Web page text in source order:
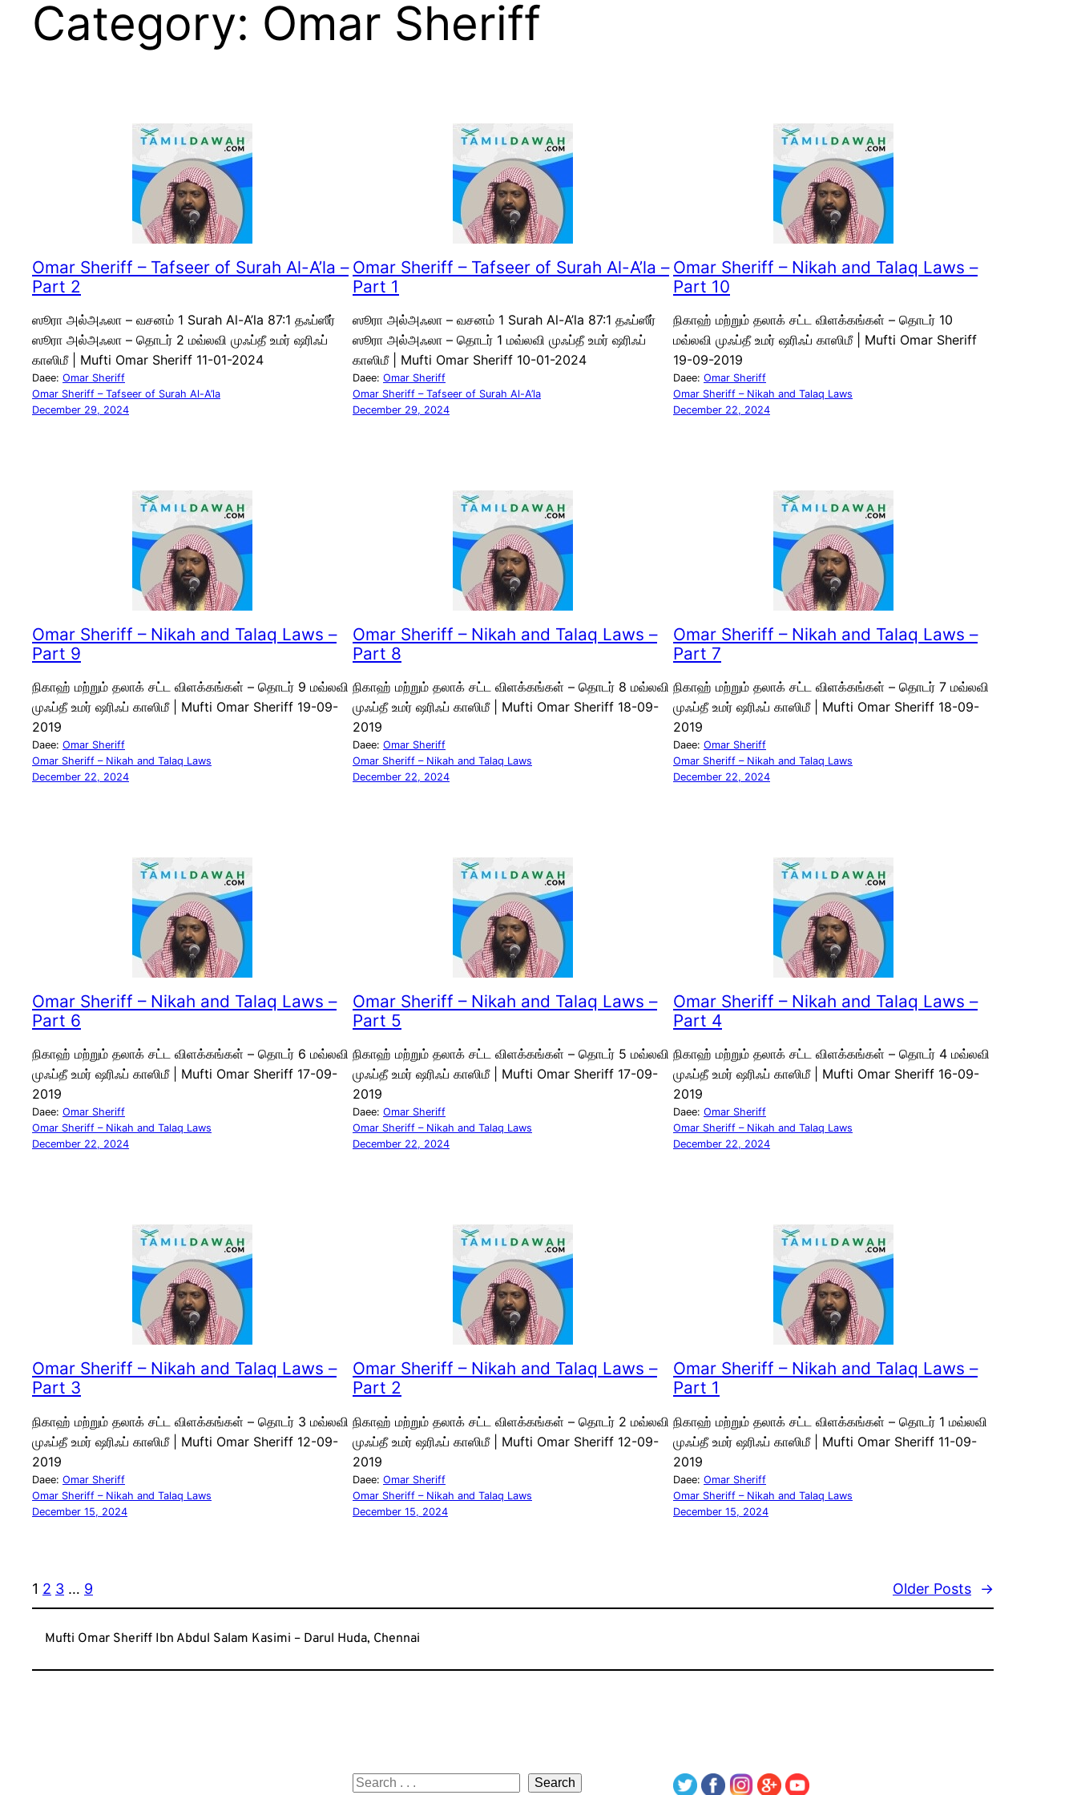
Category: Omar Sheriff
Omar Sheriff – Tafseer of Surah Al-A’la –
Part 2
ஸூரா அல்அஃலா – வசனம் 1 Surah Al-A’la 87:1 தஃப்ஸீர்
ஸூரா அல்அஃலா – தொடர் 2 மவ்லவி முஃப்தீ உமர் ஷரிஃப்
காஸிமீ | Mufti Omar Sheriff 11-01-2024
Daee: Omar Sheriff
Omar Sheriff – Tafseer of Surah Al-A’la
December 29, 2024
Omar Sheriff – Tafseer of Surah Al-A’la –
Part 1
ஸூரா அல்அஃலா – வசனம் 1 Surah Al-A’la 87:1 தஃப்ஸீர்
ஸூரா அல்அஃலா – தொடர் 1 மவ்லவி முஃப்தீ உமர் ஷரிஃப்
காஸிமீ | Mufti Omar Sheriff 10-01-2024
Daee: Omar Sheriff
Omar Sheriff – Tafseer of Surah Al-A’la
December 29, 2024
Omar Sheriff – Nikah and Talaq Laws –
Part 10
நிகாஹ் மற்றும் தலாக் சட்ட விளக்கங்கள் – தொடர் 10
மவ்லவி முஃப்தீ உமர் ஷரிஃப் காஸிமீ | Mufti Omar Sheriff
19-09-2019
Daee: Omar Sheriff
Omar Sheriff – Nikah and Talaq Laws
December 22, 2024
Omar Sheriff – Nikah and Talaq Laws –
Part 9
நிகாஹ் மற்றும் தலாக் சட்ட விளக்கங்கள் – தொடர் 9 மவ்லவி
முஃப்தீ உமர் ஷரிஃப் காஸிமீ | Mufti Omar Sheriff 19-09-
2019
Daee: Omar Sheriff
Omar Sheriff – Nikah and Talaq Laws
December 22, 2024
Omar Sheriff – Nikah and Talaq Laws –
Part 8
நிகாஹ் மற்றும் தலாக் சட்ட விளக்கங்கள் – தொடர் 8 மவ்லவி
முஃப்தீ உமர் ஷரிஃப் காஸிமீ | Mufti Omar Sheriff 18-09-
2019
Daee: Omar Sheriff
Omar Sheriff – Nikah and Talaq Laws
December 22, 2024
Omar Sheriff – Nikah and Talaq Laws –
Part 7
நிகாஹ் மற்றும் தலாக் சட்ட விளக்கங்கள் – தொடர் 7 மவ்லவி
முஃப்தீ உமர் ஷரிஃப் காஸிமீ | Mufti Omar Sheriff 18-09-
2019
Daee: Omar Sheriff
Omar Sheriff – Nikah and Talaq Laws
December 22, 2024
Omar Sheriff – Nikah and Talaq Laws –
Part 6
நிகாஹ் மற்றும் தலாக் சட்ட விளக்கங்கள் – தொடர் 6 மவ்லவி
முஃப்தீ உமர் ஷரிஃப் காஸிமீ | Mufti Omar Sheriff 17-09-
2019
Daee: Omar Sheriff
Omar Sheriff – Nikah and Talaq Laws
December 22, 2024
Omar Sheriff – Nikah and Talaq Laws –
Part 5
நிகாஹ் மற்றும் தலாக் சட்ட விளக்கங்கள் – தொடர் 5 மவ்லவி
முஃப்தீ உமர் ஷரிஃப் காஸிமீ | Mufti Omar Sheriff 17-09-
2019
Daee: Omar Sheriff
Omar Sheriff – Nikah and Talaq Laws
December 22, 2024
Omar Sheriff – Nikah and Talaq Laws –
Part 4
நிகாஹ் மற்றும் தலாக் சட்ட விளக்கங்கள் – தொடர் 4 மவ்லவி
முஃப்தீ உமர் ஷரிஃப் காஸிமீ | Mufti Omar Sheriff 16-09-
2019
Daee: Omar Sheriff
Omar Sheriff – Nikah and Talaq Laws
December 22, 2024
Omar Sheriff – Nikah and Talaq Laws –
Part 3
நிகாஹ் மற்றும் தலாக் சட்ட விளக்கங்கள் – தொடர் 3 மவ்லவி
முஃப்தீ உமர் ஷரிஃப் காஸிமீ | Mufti Omar Sheriff 12-09-
2019
Daee: Omar Sheriff
Omar Sheriff – Nikah and Talaq Laws
December 15, 2024
Omar Sheriff – Nikah and Talaq Laws –
Part 2
நிகாஹ் மற்றும் தலாக் சட்ட விளக்கங்கள் – தொடர் 2 மவ்லவி
முஃப்தீ உமர் ஷரிஃப் காஸிமீ | Mufti Omar Sheriff 12-09-
2019
Daee: Omar Sheriff
Omar Sheriff – Nikah and Talaq Laws
December 15, 2024
Omar Sheriff – Nikah and Talaq Laws –
Part 1
நிகாஹ் மற்றும் தலாக் சட்ட விளக்கங்கள் – தொடர் 1 மவ்லவி
முஃப்தீ உமர் ஷரிஃப் காஸிமீ | Mufti Omar Sheriff 11-09-
2019
Daee: Omar Sheriff
Omar Sheriff – Nikah and Talaq Laws
December 15, 2024
1 2 3 … 9 Older Posts →
Mufti Omar Sheriff Ibn Abdul Salam Kasimi – Darul Huda, Chennai
S Search